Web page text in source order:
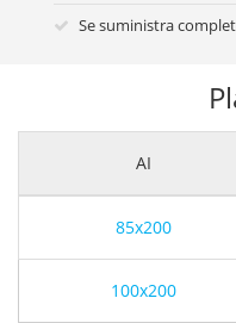
Se suministra
AI
85x200
100x200